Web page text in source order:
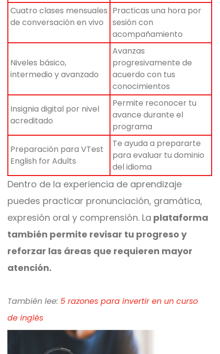
Cuatro clases mensuales
de conversación en vivo
Practicas una hora por
sesión con
acompañamiento
Niveles básico,
intermedio y avanzado
Avanzas
progresivamente de
acuerdo con tus
conocimientos
Insignia digital por nivel
acreditado
Permite reconocer tu
avance durante el
programa
Preparación para VTest
English for Adults
Te ayuda a prepararte
para evaluar tu dominio
del idioma
Dentro de la experiencia de aprendizaje
puedes practicar pronunciación, gramática,
expresión oral y comprensión. La plataforma
también permite revisar tu progreso y
reforzar las áreas que requieren mayor
atención.
También lee: 5 razones para invertir en un curso
de inglés